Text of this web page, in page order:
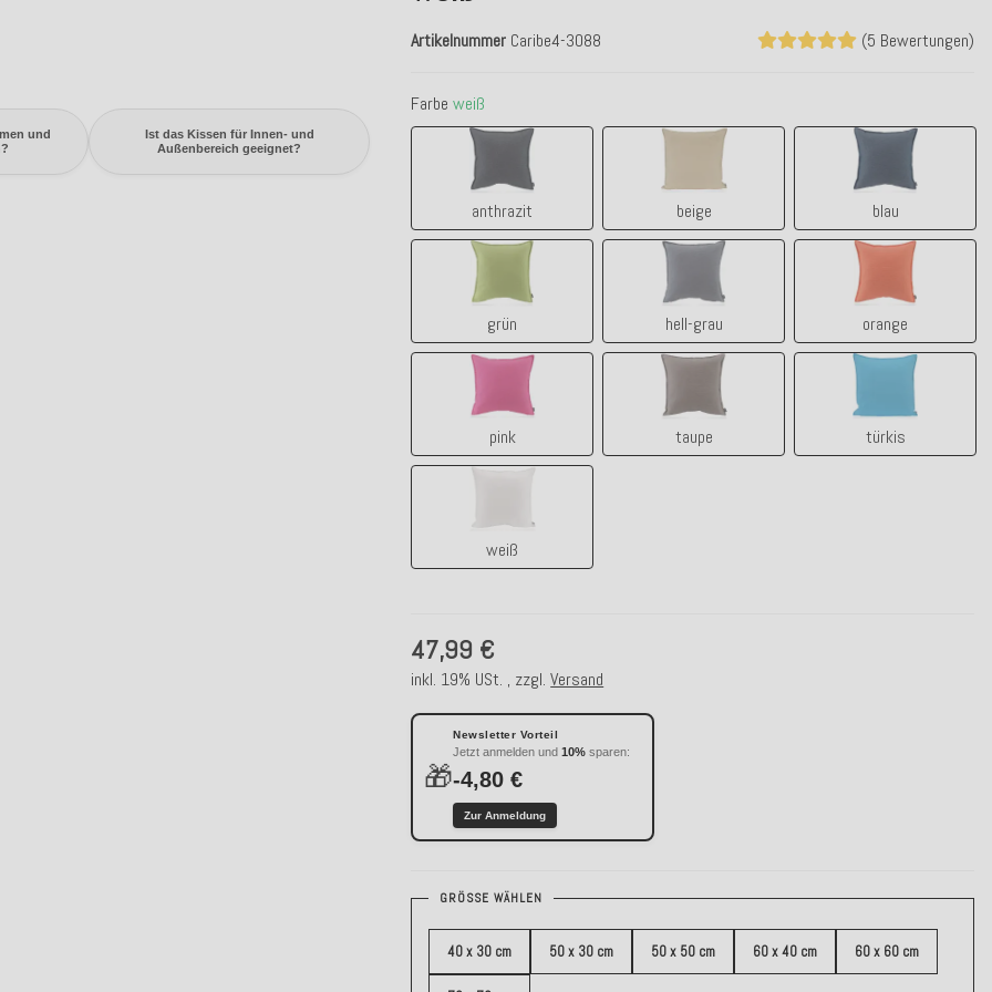
und
Ist das Kissen für Innen- und
Außenbereich geeignet?
(5 Bewertungen)
Artikelnummer Caribe4-3088
Farbeweiß
anthrazit
anthrazit
beige
beige
blau
blau
grün
grün
hell-grau
hell-grau
orange
orange
pink
pink
taupe
taupe
türkis
türkis
weiß
weiß
47,99 €
inkl. 19% USt. , zzgl.Versand
🎁
Newsletter Vorteil
Jetzt anmelden und10% sparen:
-4,80 €
Zur Anmeldung
GRÖSSE WÄHLEN
40 x 30 cm 50 x 30 cm 50 x 50 cm 60 x 40 cm 60 x 60 cm